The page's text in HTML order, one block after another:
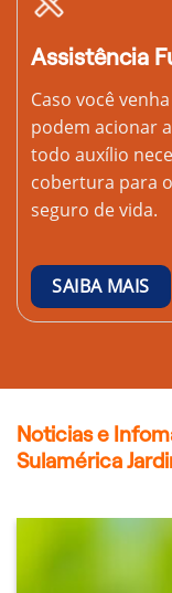
Assistência
Caso você
podem acionar
todo auxílio
cobertura para
seguro de vida.
SAIBA MAIS
Noticias e
Sulamérica